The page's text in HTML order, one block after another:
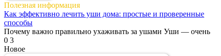
Полезная информация
Как эффективно лечить уши дома: простые и проверенные
способы
Почему важно правильно ухаживать за ушами Уши — очень
0 3
Новое